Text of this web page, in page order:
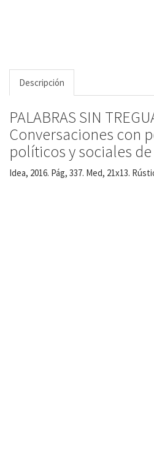
Descripción
PALABRAS SIN
Conversaciones con
políticos y sociales
Idea, 2016. Pág, 337. Med, 21x13.